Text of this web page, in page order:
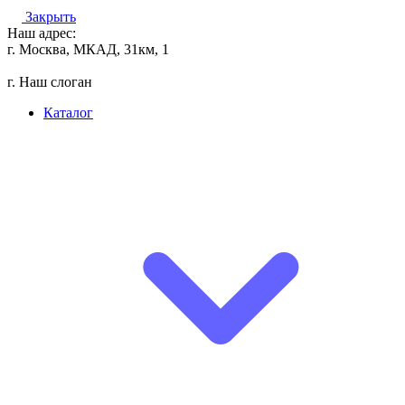
Закрыть
Наш адрес:
г. Москва, МКАД, 31км, 1
г. Наш слоган
Каталог